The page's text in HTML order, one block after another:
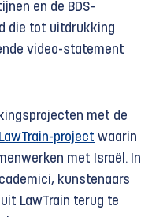
en de BDS-
die tot uitdrukking
video-statement
met de
LawTrain-project waarin
met Israël. In
kunstenaars
LawTrain terug te